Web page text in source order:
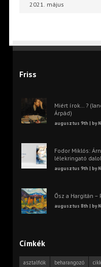
2021. május
Friss
Miért írok… ?
Árpád)
augusztus 9th | by
Fodor Miklós:
lélekringató
augusztus 9th | by
Ősz a Hargitán –
augusztus 8th | by
Címkék
asztalfiók beharangozó